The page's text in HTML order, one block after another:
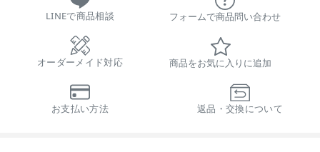
LINEで商品相談 フォームで商品問い合わせ
オーダーメイド対応 商品をお気に入りに追加
お支払い方法 返品・交換について